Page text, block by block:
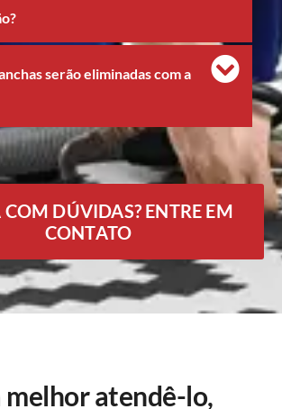
serão eliminadas com a
DÚVIDAS? ENTRE EM
CONTATO
melhor atendê-lo,